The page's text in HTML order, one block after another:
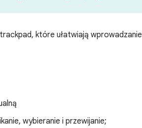
które ułatwiają wprowadzanie
wybieranie i przewijanie;